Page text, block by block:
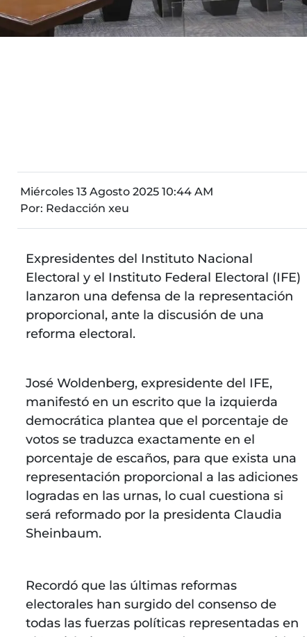
Miércoles 13 Agosto 2025 10:44 AM
Por: Redacción xeu
Expresidentes del Instituto Nacional
Electoral y el Instituto Federal Electoral (IFE)
lanzaron una defensa de la representación
proporcional, ante la discusión de una
reforma electoral.
José Woldenberg, expresidente del IFE,
manifestó en un escrito que la izquierda
democrática plantea que el porcentaje de
votos se traduzca exactamente en el
porcentaje de escaños, para que exista una
representación proporcional a las adiciones
logradas en las urnas, lo cual cuestiona si
será reformado por la presidenta Claudia
Sheinbaum.
Recordó que las últimas reformas
electorales han surgido del consenso de
todas las fuerzas políticas representadas en